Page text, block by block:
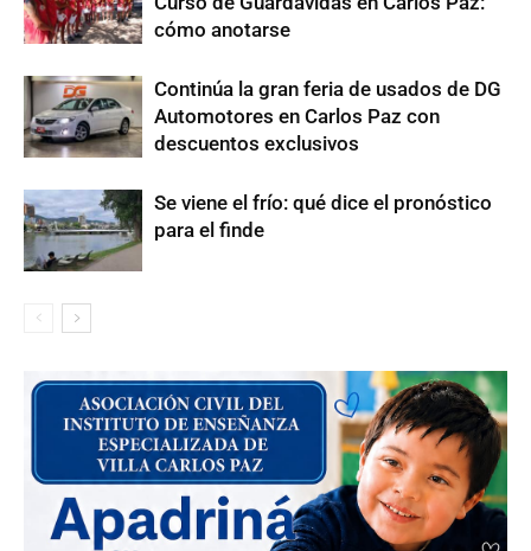
cómo anotarse
Continúa la gran feria de usados de DG
Automotores en Carlos Paz con
descuentos exclusivos
Se viene el frío: qué dice el pronóstico
para el finde